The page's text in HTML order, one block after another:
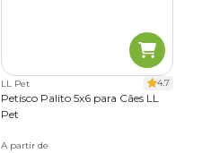
LL Pet 4.7
Petisco Palito 5x6 para Cães LL
Pet
A partir de